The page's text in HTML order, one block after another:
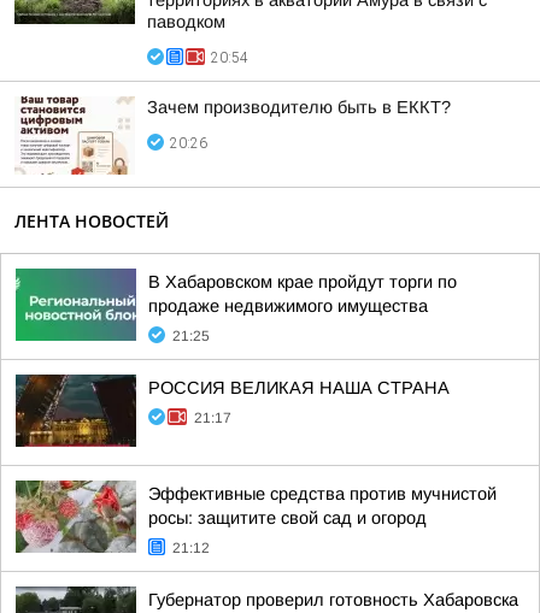
паводком
20:54
Зачем производителю быть в ЕККТ?
20:26
ЛЕНТА НОВОСТЕЙ
В Хабаровском крае пройдут торги по
продаже недвижимого имущества
21:25
РОССИЯ ВЕЛИКАЯ НАША СТРАНА
21:17
Эффективные средства против мучнистой
росы: защитите свой сад и огород
21:12
Губернатор проверил готовность Хабаровска